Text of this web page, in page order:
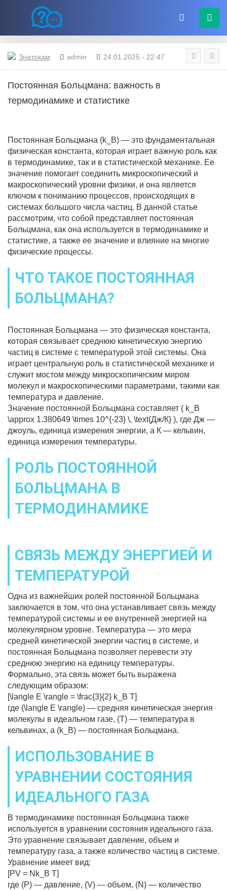
Знатокам admin 24.01.2025 - 22:47
Постоянная Больцмана: важность в
термодинамике и статистике
Постоянная Больцмана (k_B) — это фундаментальная
физическая константа, которая играет важную роль как
в термодинамике, так и в статистической механике. Ее
значение помогает соединить микроскопический и
макроскопический уровни физики, и она является
ключом к пониманию процессов, происходящих в
системах большого числа частиц. В данной статье
рассмотрим, что собой представляет постоянная
Больцмана, как она используется в термодинамике и
статистике, а также ее значение и влияние на многие
физические процессы.
ЧТО ТАКОЕ ПОСТОЯННАЯ
БОЛЬЦМАНА?
Постоянная Больцмана — это физическая константа,
которая связывает среднюю кинетическую энергию
частиц в системе с температурой этой системы. Она
играет центральную роль в статистической механике и
служит мостом между микроскопическим миром
молекул и макроскопическими параметрами, такими как
температура и давление.
Значение постоянной Больцмана составляет ( k_B
\approx 1.380649 \times 10^{-23} \, \text{Дж/К} ), где Дж —
джоуль, единица измерения энергии, а К — кельвин,
единица измерения температуры.
РОЛЬ ПОСТОЯННОЙ
БОЛЬЦМАНА В
ТЕРМОДИНАМИКЕ
СВЯЗЬ МЕЖДУ ЭНЕРГИЕЙ И
ТЕМПЕРАТУРОЙ
Одна из важнейших ролей постоянной Больцмана
заключается в том, что она устанавливает связь между
температурой системы и ее внутренней энергией на
молекулярном уровне. Температура — это мера
средней кинетической энергии частиц в системе, и
постоянная Больцмана позволяет перевести эту
среднюю энергию на единицу температуры.
Формально, эта связь может быть выражена
следующим образом:
[\langle E \rangle = \frac{3}{2} k_B T]
где (\langle E \rangle) — средняя кинетическая энергия
молекулы в идеальном газе, (T) — температура в
кельвинах, а (k_B) — постоянная Больцмана.
ИСПОЛЬЗОВАНИЕ В
УРАВНЕНИИ СОСТОЯНИЯ
ИДЕАЛЬНОГО ГАЗА
В термодинамике постоянная Больцмана также
используется в уравнении состояния идеального газа.
Это уравнение связывает давление, объем и
температуру газа, а также количество частиц в системе.
Уравнение имеет вид:
[PV = Nk_B T]
где (P) — давление, (V) — объем, (N) — количество